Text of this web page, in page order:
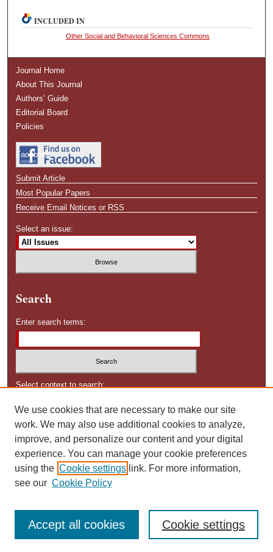
INCLUDED IN
Other Social and Behavioral Sciences Commons
Journal Home
About This Journal
Authors’ Guide
Editorial Board
Policies
Facebook
Submit Article
Most Popular Papers
Receive Email Notices or RSS
Select an issue:
Search
Enter search terms:
Select context to search:
Advanced Search
We use cookies that are necessary to make our site
work. We may also use additional cookies to analyze,
improve, and personalize our content and your digital
experience. You can manage your cookie preferences
using the Cookie settings link. For more information,
see our Cookie Policy
Cookie settings
Accept all cookies